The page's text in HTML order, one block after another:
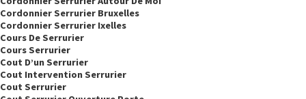
Cordonnier Serrurier Bruxelles
Cordonnier Serrurier Ixelles
Cours De Serrurier
Cours Serrurier
Cout D’un Serrurier
Cout Intervention Serrurier
Cout Serrurier